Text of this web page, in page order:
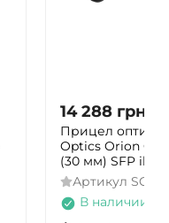
14 288 грн.
Прицел
Optics Orion
(30 мм) SFP
Артикул
В наличии